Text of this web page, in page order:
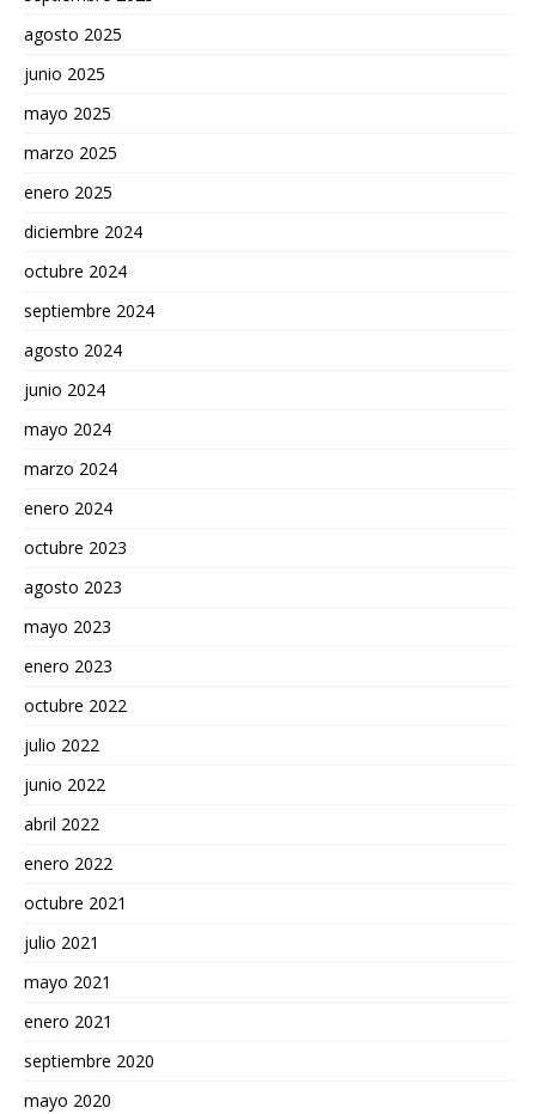
agosto 2025
junio 2025
mayo 2025
marzo 2025
enero 2025
diciembre 2024
octubre 2024
septiembre 2024
agosto 2024
junio 2024
mayo 2024
marzo 2024
enero 2024
octubre 2023
agosto 2023
mayo 2023
enero 2023
octubre 2022
julio 2022
junio 2022
abril 2022
enero 2022
octubre 2021
julio 2021
mayo 2021
enero 2021
septiembre 2020
mayo 2020